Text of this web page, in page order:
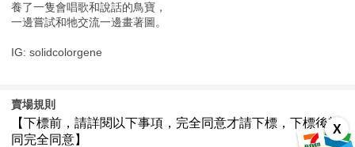
X
養了一隻會唱歌和說話的鳥寶，
一邊嘗試和牠交流一邊畫著圖。
IG: solidcolorgene
賣場規則